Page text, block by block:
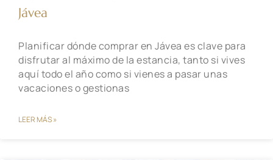
Jávea
Planificar dónde comprar en Jávea es clave para
disfrutar al máximo de la estancia, tanto si vives
aquí todo el año como si vienes a pasar unas
vacaciones o gestionas
LEER MÁS »